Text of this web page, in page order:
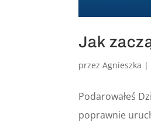
Jak
przezAgnieszka |
Podarowałeś
poprawnie